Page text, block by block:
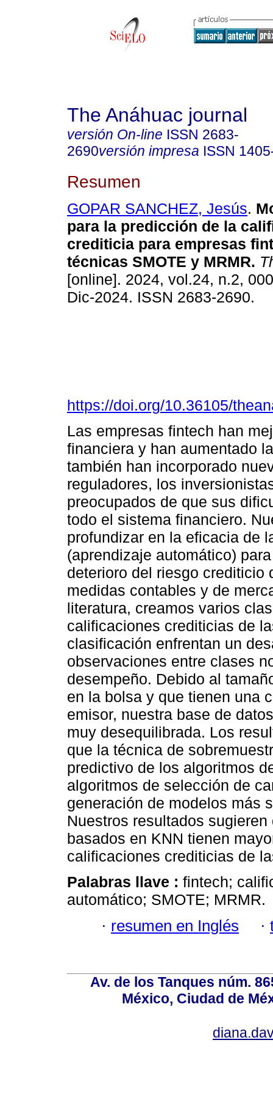
The Anáhuac journal
versión On-line ISSN 2683-
2690versión impresa ISSN
Resumen
GOPAR SANCHEZ, Jesús.
para la predicción de la
crediticia para empresas
técnicas SMOTE y MRMR.
[online]. 2024, vol.24, n.2,
Dic-2024. ISSN 2683-2690.
https://doi.org/10.36105/
Las empresas fintech han
financiera y han aumentado
también han incorporado
reguladores, los
preocupados de que sus
todo el sistema financiero.
profundizar en la eficacia de
(aprendizaje automático)
deterioro del riesgo crediticio
medidas contables y de
literatura, creamos varios
calificaciones crediticias de
clasificación enfrentan un
observaciones entre clases
desempeño. Debido al
en la bolsa y que tienen una
emisor, nuestra base de
muy desequilibrada. Los
que la técnica de
predictivo de los algoritmos
algoritmos de selección de
generación de modelos más
Nuestros resultados
basados en KNN tienen
calificaciones crediticias de
Palabras llave : fintech;
automático; SMOTE; MRMR.
· resumen en Inglés ·
Av. de los Tanques núm.
México, Ciudad de